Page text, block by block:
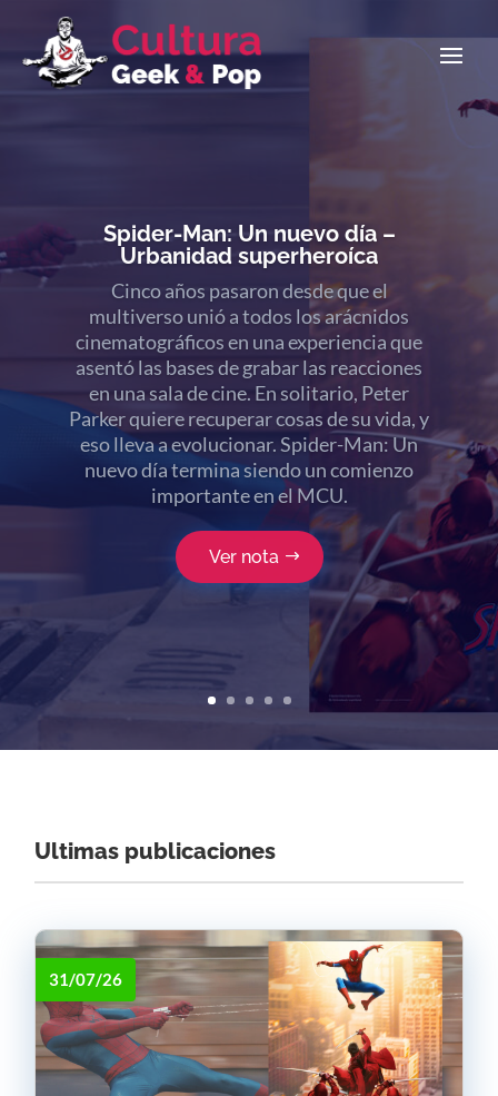
Spider-Man: Un nuevo día –
Urbanidad superheroíca
Cinco años pasaron desde que el
multiverso unió a todos los arácnidos
cinematográficos en una experiencia que
asentó las bases de grabar las reacciones
en una sala de cine. En solitario, Peter
Parker quiere recuperar cosas de su vida, y
eso lleva a evolucionar. Spider-Man: Un
nuevo día termina siendo un comienzo
importante en el MCU.
Ver nota
Los nenazos están de parabienes, volvió
Christopher Nolan y los emojis de
«puchito-puchito-puchito» se multiplican
al infinito. El retorno definitivo, la historia
mitológica que modificó para siempre a los
dioses en Occidente. Llega La Odisea al
cine, y el celuloide en 70mm sonríe.
Ultimas publicaciones
31/07/26